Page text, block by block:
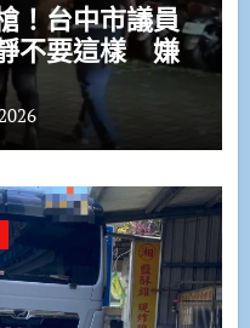
！台中市議員
不要這樣 嫌